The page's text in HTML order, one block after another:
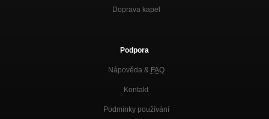
Doprava kapel
Podpora
Nápověda & FAQ
Kontakt
Podmínky používání